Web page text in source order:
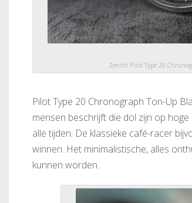
Zenith Pilot Type 20
Pilot Type 20 Chronograph Ton-Up
mensen beschrijft die dol zijn op
alle tijden. De klassieke café-racer
winnen. Het minimalistische, alles
kunnen worden.